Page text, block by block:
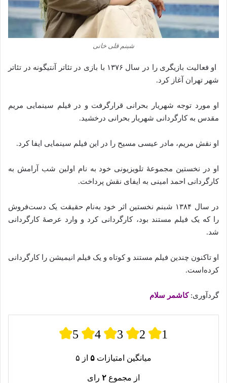
شبنم قلی خانی
او فعالیت بازیگری را در سال ۱۳۷۶ با بازی در تئاتر آنتیگونه در تئاتر
شهر تهران آغاز کرد.
او مورد توجه شهریار بحرانی قرارگرفت و در فیلم سینمایی مریم
مقدس به کارگردانی شهریار بحرانی درخشید.
‌او نقش مریم، مادر عیسی مسیح را در این فیلم سینمایی ایفا کرد.
او در نخستین مجموعهٔ تلویزیونی خود به نام اولین شب آرامش به
کارگردانی احمد امینی به ایفای نقش پرداخت.
در سال ۱۳۸۴ شبنم نخستین اثر خود به‌نام حقیقت یک دست‌فروش
را که یک فیلم مستند بود، کارگردانی کرد و وارد عرصهٔ‌ کارگردانی
شد.
او تاکنون چندین فیلم مستند و کوتاه و یک فیلم انیمیشن را کارگردانی
کرده‌است.
گردآوری:کاشمر سلام
5 4 3 2 1
میانگین امتیازات ۵ از ۵
از مجموع ۲ رای